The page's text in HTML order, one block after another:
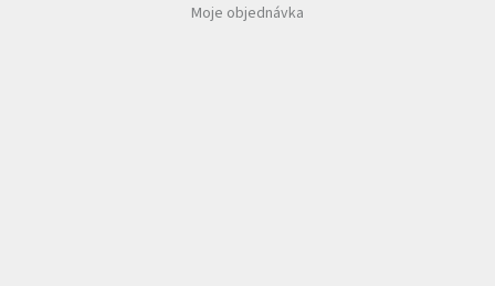
Moje objednávka